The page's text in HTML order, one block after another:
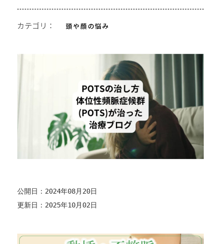
カテゴリ： 頭や顔の悩み
公開日：2024年08月20日
更新日：2025年10月02日